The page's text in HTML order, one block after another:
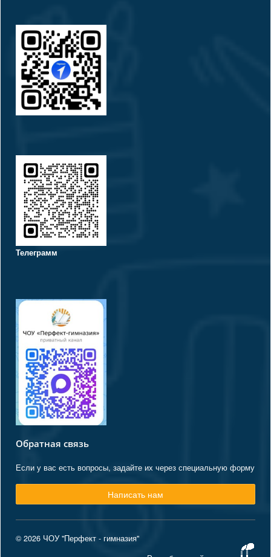
Телеграмм
Обратная связь
Если у вас есть вопросы, задайте их через специальную форму
Написать нам
© 2026 ЧОУ "Перфект - гимназия"